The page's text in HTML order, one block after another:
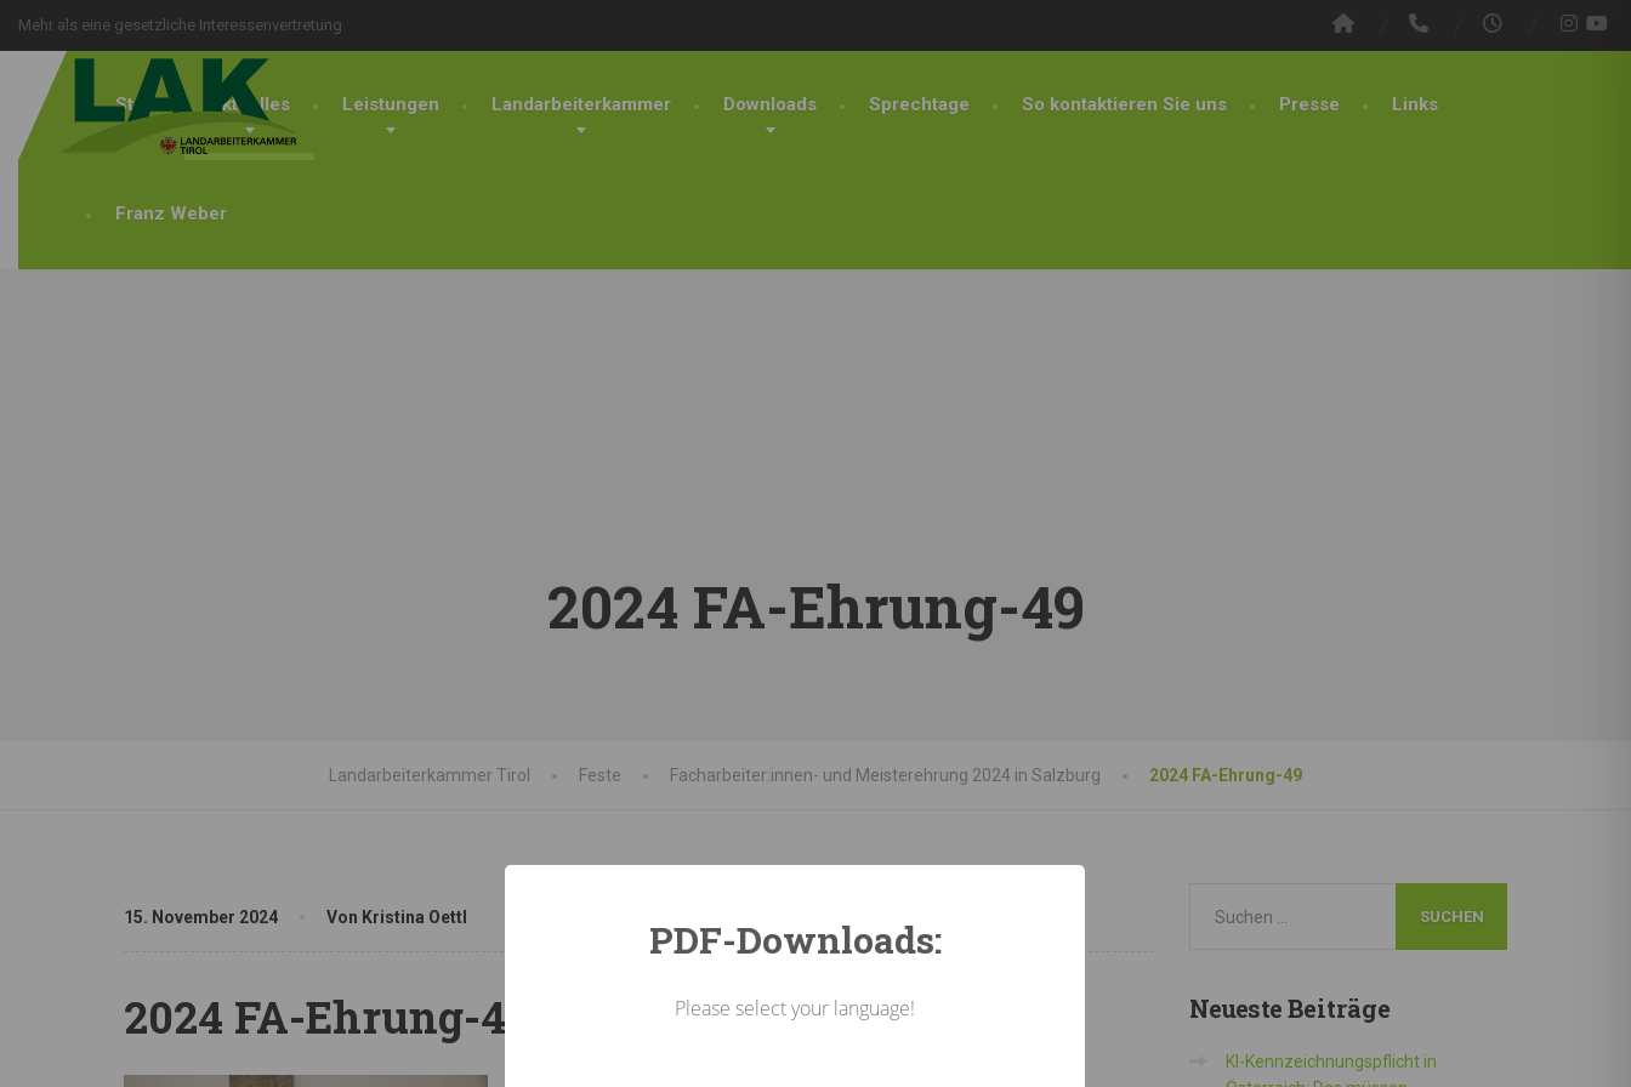
Mehr als eine gesetzliche Interessenvertretung
Start Aktuelles Leistungen Landarbeiterkammer Downloads Sprechtage So kontaktieren Sie uns Presse Links
Franz Weber
2024 FA-Ehrung-49
Landarbeiterkammer Tirol Feste Facharbeiter:innen- und Meisterehrung 2024 in Salzburg 2024 FA-Ehrung-49
15. November 2024 Von Kristina Oettl
2024 FA-Ehrung-49 NeuesteBeiträge
KI-Kennzeichnungspflicht in
PDF-Downloads:
Please select your language!